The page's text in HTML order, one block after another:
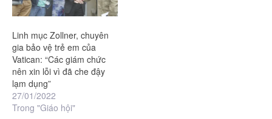
Linh mục Zollner, chuyên
gia bảo vệ trẻ em của
Vatican: “Các giám chức
nên xin lỗi vì đã che đậy
lạm dụng”
27/01/2022
Trong "Giáo hội"